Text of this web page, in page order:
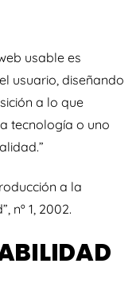
usable es
usuario, diseñando
a lo que
tecnología o uno
a la
nº 1, 2002.